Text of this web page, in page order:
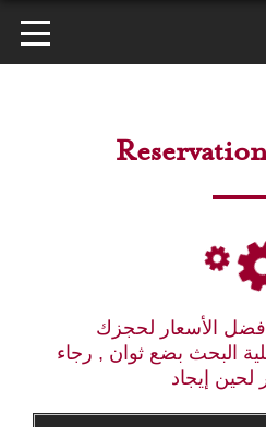
الأسعار لحجزك
البحث بضع ثوان , رجاء
لحين إيجاد